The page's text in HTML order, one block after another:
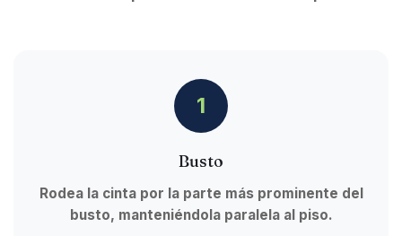
1
Busto
Rodea la cinta por la parte más prominente del
busto, manteniéndola paralela al piso.